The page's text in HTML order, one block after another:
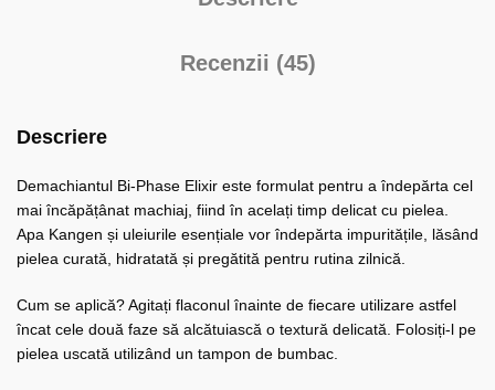
Recenzii (45)
Descriere
Demachiantul Bi-Phase Elixir este formulat pentru a îndepărta cel
mai încăpățânat machiaj, fiind în acelați timp delicat cu pielea.
Apa Kangen și uleiurile esențiale vor îndepărta impuritățile, lăsând
pielea curată, hidratată și pregătită pentru rutina zilnică.
Cum se aplică? Agitați flaconul înainte de fiecare utilizare astfel
încat cele două faze să alcătuiască o textură delicată. Folosiți-l pe
pielea uscată utilizând un tampon de bumbac.